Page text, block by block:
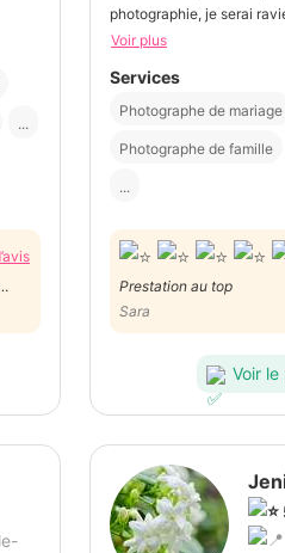
...
photographie, je serai
Voir plus
Services
Photographe de mariage
Photographe de famille
...
Prestation au top
Sara
Voir